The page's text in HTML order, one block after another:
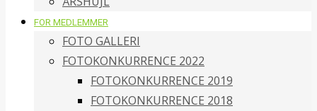
FOR MEDLEMMER
FOTO GALLERI
FOTOKONKURRENCE 2022
FOTOKONKURRENCE 2019
FOTOKONKURRENCE 2018